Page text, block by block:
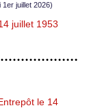
juillet 2026)
juillet 1953
le 14